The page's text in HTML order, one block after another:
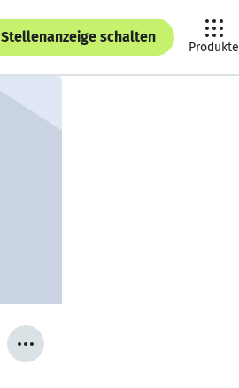
Stellenanzeige schalten
Produkte